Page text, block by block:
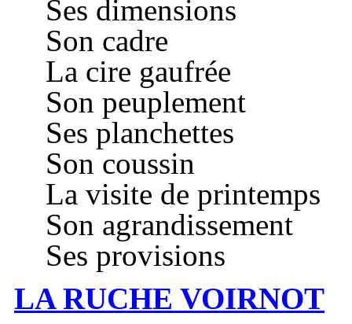
Ses dimensions
Son cadre
La cire gaufrée
Son peuplement
Ses planchettes
Son coussin
La visite de printemps
Son agrandissement
Ses provisions
LA RUCHE VOIRNOT